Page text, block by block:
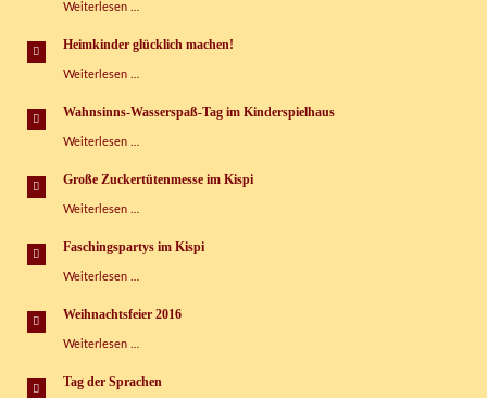
Weiterlesen …
Sprachen
Kinderspielhaus
e.V.
Heimkinder glücklich machen!
Weiterlesen …
machen!
Wahnsinns-Wasserspaß-Tag im Kinderspielhaus
Weiterlesen …
Tag
Kinderspielhaus
Große Zuckertütenmesse im Kispi
Weiterlesen …
im
Faschingspartys im Kispi
Weiterlesen …
Kispi
Weihnachtsfeier 2016
Weiterlesen …
Tag der Sprachen